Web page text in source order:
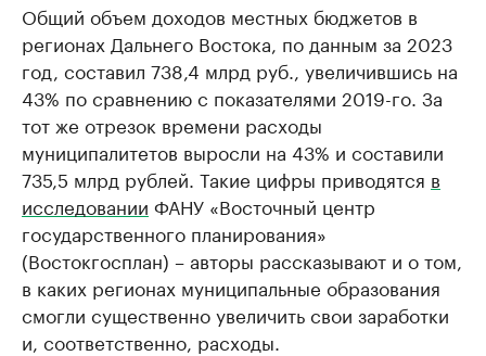
Общий объем доходов местных бюджетов в
регионах Дальнего Востока, по данным за 2023
год, составил 738,4 млрд руб., увеличившись на
43% по сравнению с показателями 2019-го. За
тот же отрезок времени расходы
муниципалитетов выросли на 43% и составили
735,5 млрд рублей. Такие цифры приводятся в
исследовании ФАНУ «Восточный центр
государственного планирования»
(Востокгосплан) – авторы рассказывают и о том,
в каких регионах муниципальные образования
смогли существенно увеличить свои заработки
и, соответственно, расходы.